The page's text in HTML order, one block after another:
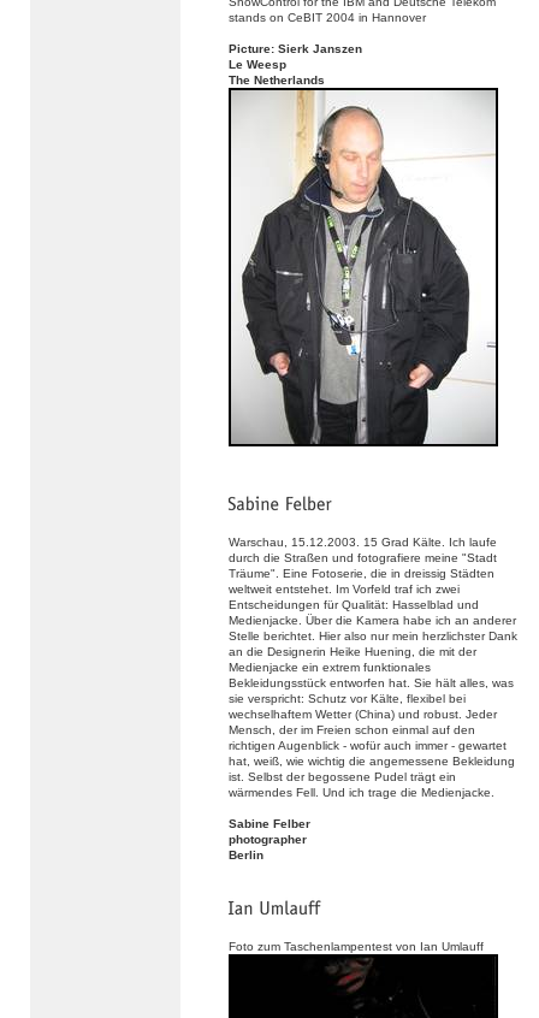
stands on CeBIT 2004 in Hannover
Picture: Sierk Janszen
Le Weesp
The Netherlands
Warschau, 15.12.2003. 15 Grad Kälte. Ich laufe
durch die Straßen und fotografiere meine "Stadt
Träume". Eine Fotoserie, die in dreissig Städten
weltweit entstehet. Im Vorfeld traf ich zwei
Entscheidungen für Qualität: Hasselblad und
Medienjacke. Über die Kamera habe ich an anderer
Stelle berichtet. Hier also nur mein herzlichster Dank
an die Designerin Heike Huening, die mit der
Medienjacke ein extrem funktionales
Bekleidungsstück entworfen hat. Sie hält alles, was
sie verspricht: Schutz vor Kälte, flexibel bei
wechselhaftem Wetter (China) und robust. Jeder
Mensch, der im Freien schon einmal auf den
richtigen Augenblick - wofür auch immer - gewartet
hat, weiß, wie wichtig die angemessene Bekleidung
ist. Selbst der begossene Pudel trägt ein
wärmendes Fell. Und ich trage die Medienjacke.
Sabine Felber
photographer
Berlin
Foto zum Taschenlampentest von Ian Umlauff